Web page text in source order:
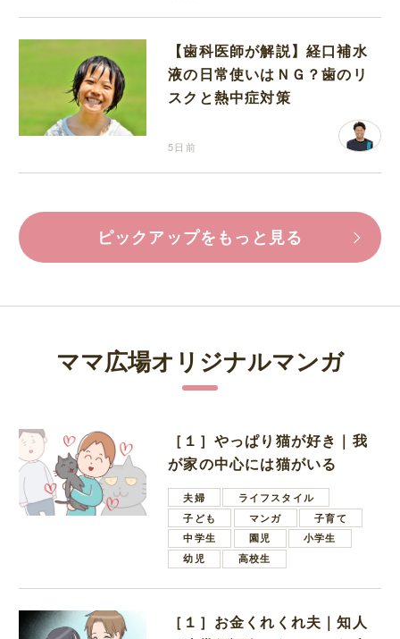
【歯科医師が解説】経口補水
液の日常使いはＮＧ？歯のリ
スクと熱中症対策
5日前
ピックアップをもっと見る
ママ広場オリジナルマンガ
［１］やっぱり猫が好き｜我
が家の中心には猫がいる
夫婦
ライフスタイル
子ども
マンガ
子育て
中学生
園児
小学生
幼児
高校生
［１］お金くれくれ夫｜知人